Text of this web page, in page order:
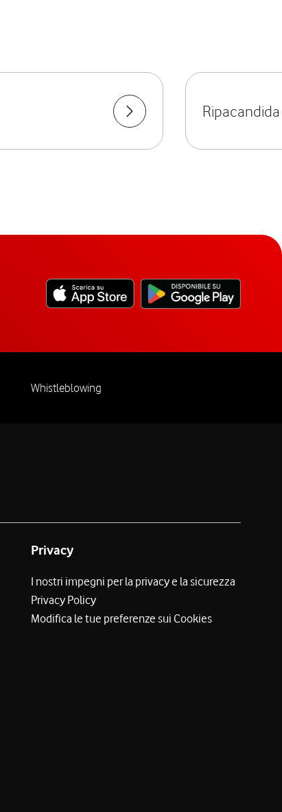
Ripacandida
Whistleblowing
Privacy
I nostri impegni per la privacy e la sicurezza
Privacy Policy
Modifica le tue preferenze sui Cookies